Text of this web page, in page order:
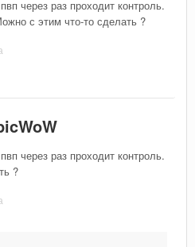
через раз проходит контроль.
с этим что-то сделать ?
через раз проходит контроль.
?